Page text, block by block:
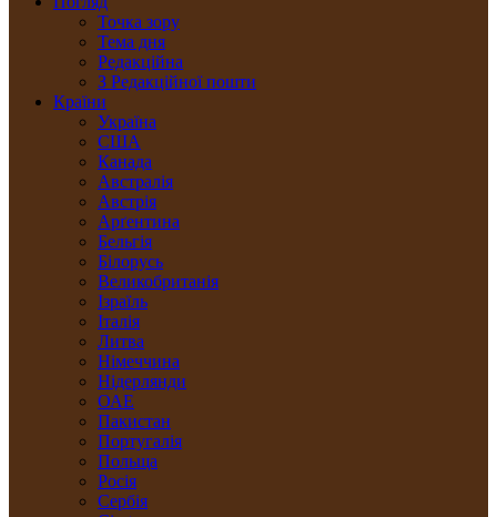
Точка зору
Тема дня
Редакційна
З Редакційної пошти
Країни
Україна
США
Канада
Австралія
Австрія
Арґентина
Бельгія
Білорусь
Великобританія
Ізраїль
Італія
Литва
Німеччина
Нідерлянди
ОАЕ
Пакистан
Португалія
Польща
Росія
Сербія